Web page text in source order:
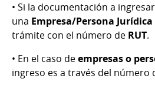
• Si la documentación a
una Empresa/Persona Jurídica
trámite con el número de RUT.
• En el caso deempresas o
ingreso es a través del número